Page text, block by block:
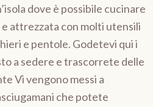
dove è possibile cucinare
attrezzata con molti utensili
e pentole. Godetevi qui i
a sedere e trascorrete delle
Vi vengono messi a
che potete